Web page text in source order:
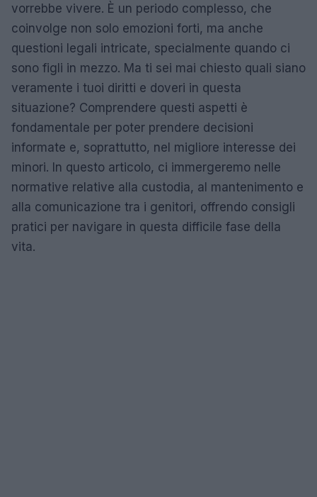
vorrebbe vivere. È un periodo complesso, che
coinvolge non solo emozioni forti, ma anche
questioni legali intricate, specialmente quando ci
sono figli in mezzo. Ma ti sei mai chiesto quali siano
veramente i tuoi diritti e doveri in questa
situazione? Comprendere questi aspetti è
fondamentale per poter prendere decisioni
informate e, soprattutto, nel migliore interesse dei
minori. In questo articolo, ci immergeremo nelle
normative relative alla custodia, al mantenimento e
alla comunicazione tra i genitori, offrendo consigli
pratici per navigare in questa difficile fase della
vita.